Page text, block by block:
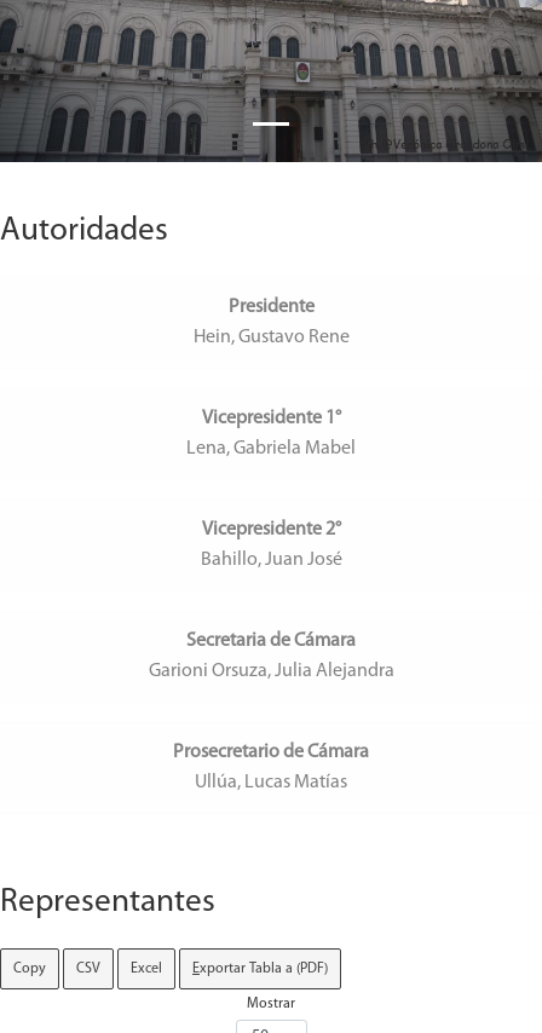
Autoridades
Presidente
Hein, Gustavo Rene
Vicepresidente 1°
Lena, Gabriela Mabel
Vicepresidente 2°
Bahillo, Juan José
Secretaria de Cámara
Garioni Orsuza, Julia Alejandra
Prosecretario de Cámara
Ullúa, Lucas Matías
Representantes
Copy CSV Excel Exportar Tabla a (PDF)
Mostrar